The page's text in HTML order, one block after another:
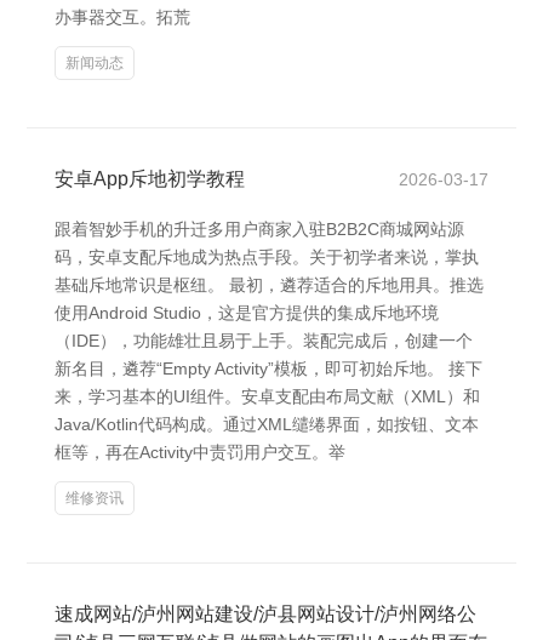
办事器交互。拓荒
新闻动态
安卓App斥地初学教程 2026-03-17
跟着智妙手机的升迁多用户商家入驻B2B2C商城网站源
码，安卓支配斥地成为热点手段。关于初学者来说，掌执
基础斥地常识是枢纽。 最初，遴荐适合的斥地用具。推选
使用Android Studio，这是官方提供的集成斥地环境
（IDE），功能雄壮且易于上手。装配完成后，创建一个
新名目，遴荐“Empty Activity”模板，即可初始斥地。 接下
来，学习基本的UI组件。安卓支配由布局文献（XML）和
Java/Kotlin代码构成。通过XML缱绻界面，如按钮、文本
框等，再在Activity中责罚用户交互。举
维修资讯
速成网站/泸州网站建设/泸县网站设计/泸州网络公